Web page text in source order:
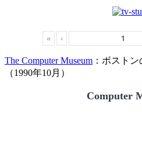
« ‹
The Computer Museum ：ボスト
（1990年10月）
Computer